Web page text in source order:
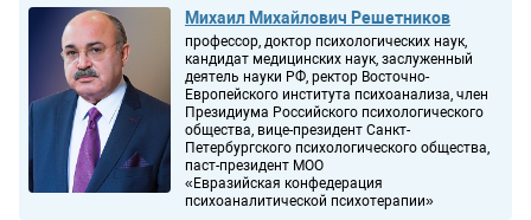
Михаил Михайлович Решетников
профессор, доктор психологических наук,
кандидат медицинских наук, заслуженный
деятель науки РФ, ректор Восточно-
Европейского института психоанализа, член
Президиума Российского психологического
общества, вице-президент Санкт-
Петербургского психологического общества,
паст-президент МОО
«Евразийская конфедерация
психоаналитической психотерапии»